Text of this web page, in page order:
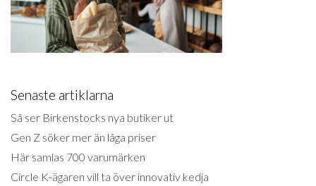
Senaste artiklarna
Så ser Birkenstocks nya butiker ut
Gen Z söker mer än låga priser
Här samlas 700 varumärken
Circle K-ägaren vill ta över innovativ kedja